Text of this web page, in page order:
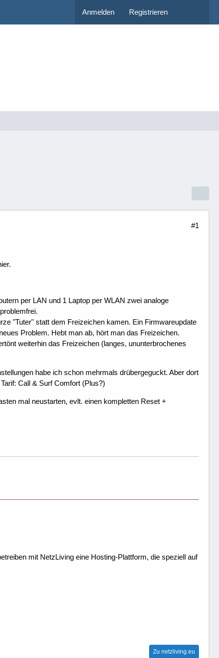
Anmelden Registrieren
#1
per LAN und 1 Laptop per WLAN zwei analoge
"Tuter" statt dem Freizeichen kamen. Ein Firmwareupdate
Problem. Hebt man ab, hört man das Freizeichen.
weiterhin das Freizeichen (langes, ununterbrochenes
habe ich schon mehrmals drübergeguckt. Aber dort
Call & Surf Comfort (Plus?)
mal neustarten, evlt. einen kompletten Reset +
mit NetzLiving eine Hosting-Plattform, die speziell auf
Zu netzliving.eu